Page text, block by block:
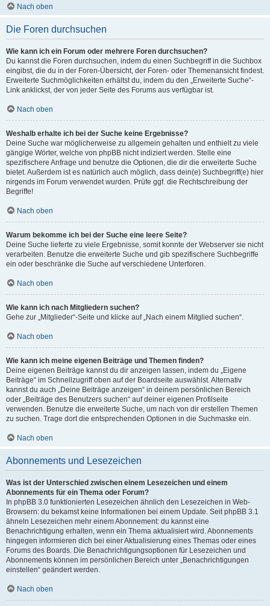
Nach oben
Die Foren durchsuchen
Wie kann ich ein Forum oder mehrere Foren durchsuchen?
Du kannst die Foren durchsuchen, indem du einen Suchbegriff in die Suchbox
eingibst, die du in der Foren-Übersicht, der Foren- oder Themenansicht findest.
Erweiterte Suchmöglichkeiten erhältst du, indem du den „Erweiterte Suche“-
Link anklickst, der von jeder Seite des Forums aus verfügbar ist.
Nach oben
Weshalb erhalte ich bei der Suche keine Ergebnisse?
Deine Suche war möglicherweise zu allgemein gehalten und enthielt zu viele
gängige Wörter, welche von phpBB nicht indiziert werden. Stelle eine
spezifischere Anfrage und benutze die Optionen, die dir die erweiterte Suche
bietet. Außerdem ist es natürlich auch möglich, dass dein(e) Suchbegriff(e) hier
nirgends im Forum verwendet wurden. Prüfe ggf. die Rechtschreibung der
Begriffe!
Nach oben
Warum bekomme ich bei der Suche eine leere Seite?
Deine Suche lieferte zu viele Ergebnisse, somit konnte der Webserver sie nicht
verarbeiten. Benutze die erweiterte Suche und gib spezifischere Suchbegriffe
ein oder beschränke die Suche auf verschiedene Unterforen.
Nach oben
Wie kann ich nach Mitgliedern suchen?
Gehe zur „Mitglieder“-Seite und klicke auf „Nach einem Mitglied suchen“.
Nach oben
Wie kann ich meine eigenen Beiträge und Themen finden?
Deine eigenen Beiträge kannst du dir anzeigen lassen, indem du „Eigene
Beiträge“ im Schnellzugriff oben auf der Boardseite auswählst. Alternativ
kannst du auch „Deine Beiträge anzeigen“ in deinem persönlichen Bereich
oder „Beiträge des Benutzers suchen“ auf deiner eigenen Profilseite
verwenden. Benutze die erweiterte Suche, um nach von dir erstellen Themen
zu suchen. Trage dort die entsprechenden Optionen in die Suchmaske ein.
Nach oben
Abonnements und Lesezeichen
Was ist der Unterschied zwischen einem Lesezeichen und einem
Abonnements für ein Thema oder Forum?
In phpBB 3.0 funktionierten Lesezeichen ähnlich den Lesezeichen in Web-
Browsern: du bekamst keine Informationen bei einem Update. Seit phpBB 3.1
ähneln Lesezeichen mehr einem Abonnement: du kannst eine
Benachrichtigung erhalten, wenn ein Thema aktualisiert wird. Abonnements
hingegen informieren dich bei einer Aktualisierung eines Themas oder eines
Forums des Boards. Die Benachrichtigungsoptionen für Lesezeichen und
Abonnements können im persönlichen Bereich unter „Benachrichtigungen
einstellen“ geändert werden.
Nach oben